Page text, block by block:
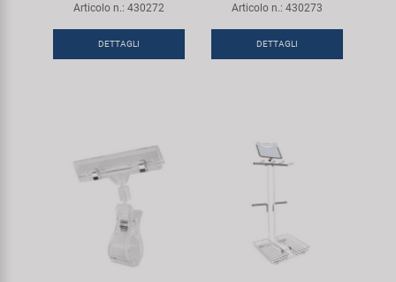
Articolo n.: 430272
DETTAGLI
Articolo n.: 430273
DETTAGLI